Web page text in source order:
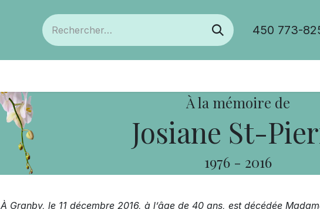
450 773-
À la mémoire de
Josiane St-
1976 - 2016
À Granby, le 11 décembre 2016, à l’âge de 40 ans, est décédée